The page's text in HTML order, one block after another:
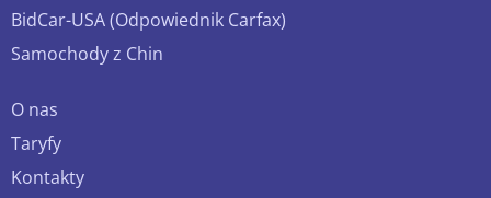
BidCar-USA (Odpowiednik Carfax)
Samochody z Chin
O nas
Taryfy
Kontakty